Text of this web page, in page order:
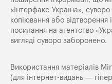
«Iнтерфакс-Україна»,
копіювання або відтворення
посилання на агентство
вигляді суворо заборонено.
Використання матеріалів
(для інтернет-видань —